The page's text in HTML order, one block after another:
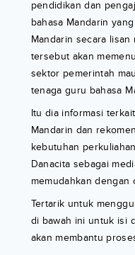
pendidikan dan
bahasa Mandarin
Mandarin secara lisan
tersebut akan
sektor pemerintah
tenaga guru bahasa
Itu dia informasi
Mandarin dan
kebutuhan
Danacita sebagai
memudahkan dengan
Tertarik untuk
di bawah ini untuk isi
akan membantu